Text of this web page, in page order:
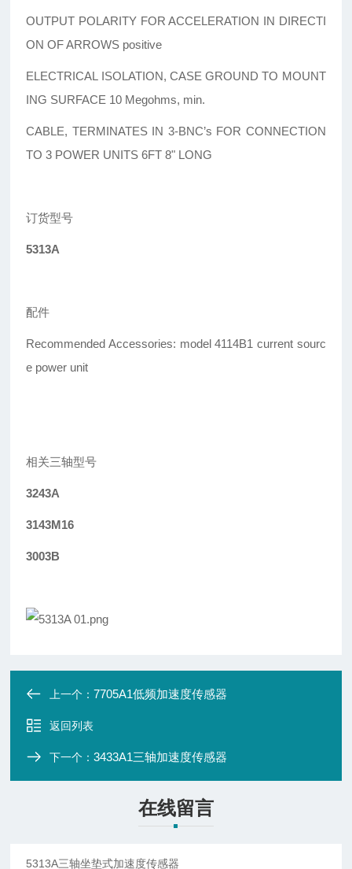
OUTPUT POLARITY FOR ACCELERATION IN DIRECTI
ON OF ARROWS positive
ELECTRICAL ISOLATION, CASE GROUND TO MOUNT
ING SURFACE 10 Megohms, min.
CABLE, TERMINATES IN 3-BNC’s FOR CONNECTION
TO 3 POWER UNITS 6FT 8" LONG
订货型号
5313A
配件
Recommended Accessories: model 4114B1 current sourc
e power unit
相关三轴型号
3243A
3143M16
3003B
上一个：7705A1低频加速度传感器
返回列表
下一个：3433A1三轴加速度传感器
在线留言